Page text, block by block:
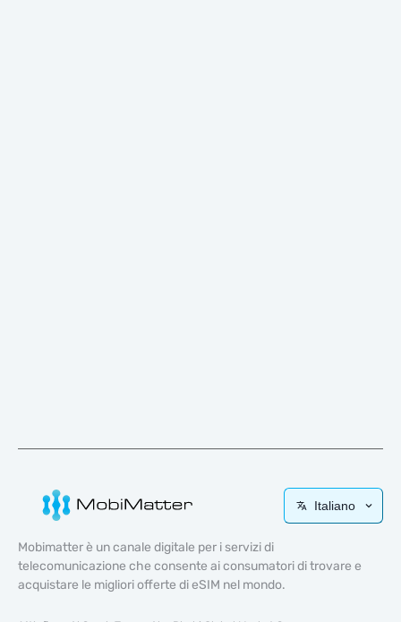
Italiano
Mobimatter è un canale digitale per i servizi di
telecomunicazione che consente ai consumatori di trovare e
acquistare le migliori offerte di eSIM nel mondo.